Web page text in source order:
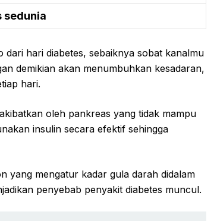
sedunia
hari diabetes, sebaiknya sobat kanalmu
demikian akan menumbuhkan kesadaran,
hari.
oleh pankreas yang tidak mampu
insulin secara efektif sehingga
yang mengatur kadar gula darah didalam
penyebab penyakit diabetes muncul.